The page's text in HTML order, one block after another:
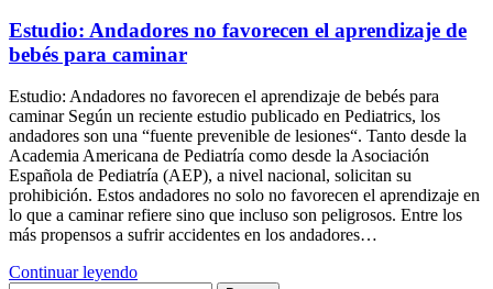
Estudio: Andadores no favorecen el aprendizaje de
bebés para caminar
Estudio: Andadores no favorecen el aprendizaje de bebés para
caminar Según un reciente estudio publicado en Pediatrics, los
andadores son una “fuente prevenible de lesiones“. Tanto desde la
Academia Americana de Pediatría como desde la Asociación
Española de Pediatría (AEP), a nivel nacional, solicitan su
prohibición. Estos andadores no solo no favorecen el aprendizaje en
lo que a caminar refiere sino que incluso son peligrosos. Entre los
más propensos a sufrir accidentes en los andadores…
Continuar leyendo